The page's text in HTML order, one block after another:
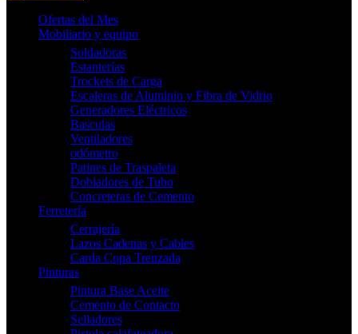
Ofertas del Mes
Mobiliario y equipo
Soldadoras
Estanterías
Trockets de Carga
Escaleras de Aluminio y Fibra de Vidrio
Generadores Eléctricos
Basculas
Ventiladores
odómetro
Patines de Traspaleta
Dobladores de Tubo
Concreteras de Cemento
Ferretería
Cerrajería
Lazos Cadenas y Cables
Carda Copa Trenzada
Pinturas
Pintura Base Aceite
Cemento de Contacto
Selladores